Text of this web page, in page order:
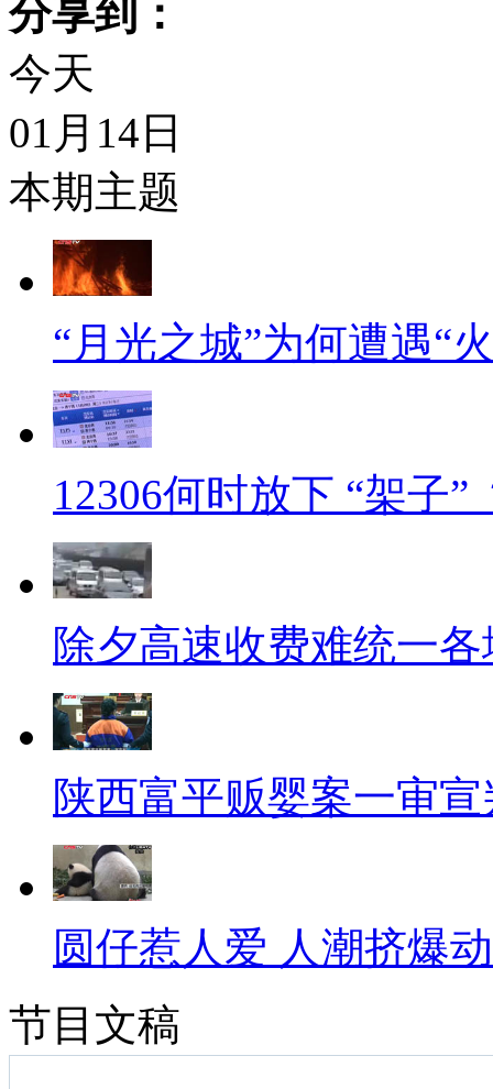
分享到：
今天
01月14日
本期主题
“月光之城”为何遭遇“
12306何时放下 “架子”
除夕高速收费难统一
陕西富平贩婴案一审宣
圆仔惹人爱 人潮挤爆
节目文稿